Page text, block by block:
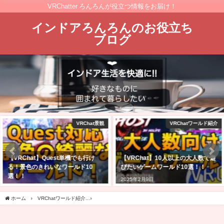
VRChatter ろんろんが役立つ情報をお届け！
インドアろんろんのお役立ち
ブログ
VRChatワールド紹介
【VRChat】10人以上の大人数で遊
びたいゲームワールド10選！！
2025年2月9日
購入レビュー！
VRChatでフルトラで遊びたくて
PICO 4 Ultra購入した！スペック
は？バッテリー駆動時間は？
ホーム VRChatワールド紹介